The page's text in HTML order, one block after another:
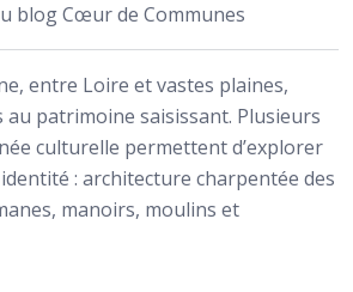
blog Cœur de Communes
entre Loire et vastes plaines,
au patrimoine saisissant. Plusieurs
culturelle permettent d’explorer
: architecture charpentée des
manoirs, moulins et